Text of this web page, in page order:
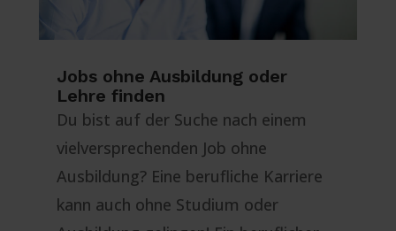
Jobs ohne Ausbildung oder
Lehre finden
Du bist auf der Suche nach einem
vielversprechenden Job ohne
Ausbildung? Eine berufliche Karriere
kann auch ohne Studium oder